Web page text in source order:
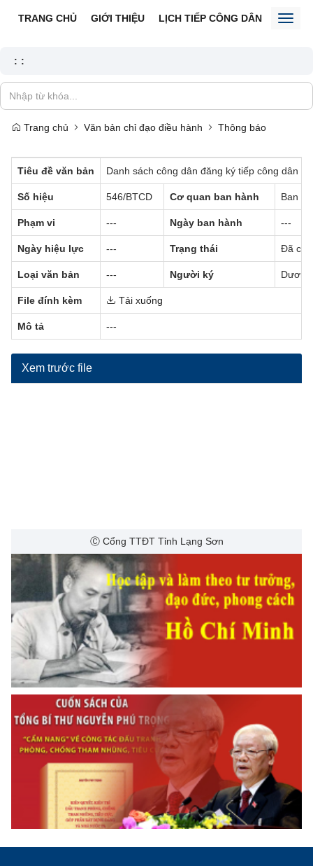
TRANG CHỦ GIỚI THIỆU LỊCH TIẾP CÔNG DÂN TIN
: :
Trang chủ Văn bản chỉ đạo điều hành Thông báo
Tiêu đề văn bản Danh sách công dân đăng ký tiếp công dân
Số hiệu 546/BTCD Cơ quan ban hành Ban
Phạm vi --- Ngày ban hành ---
Ngày hiệu lực --- Trạng thái Đã có
Loại văn bản --- Người ký
File đính kèm Tải xuống
Mô tả ---
Xem trước file
Ⓒ Cổng TTĐT Tỉnh Lạng Sơn